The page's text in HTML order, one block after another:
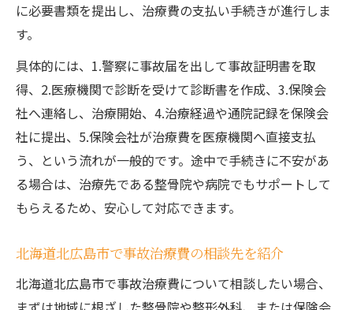
に必要書類を提出し、治療費の支払い手続きが進行しま
す。
具体的には、1.警察に事故届を出して事故証明書を取
得、2.医療機関で診断を受けて診断書を作成、3.保険会
社へ連絡し、治療開始、4.治療経過や通院記録を保険会
社に提出、5.保険会社が治療費を医療機関へ直接支払
う、という流れが一般的です。途中で手続きに不安があ
る場合は、治療先である整骨院や病院でもサポートして
もらえるため、安心して対応できます。
北海道北広島市で事故治療費の相談先を紹介
北海道北広島市で事故治療費について相談したい場合、